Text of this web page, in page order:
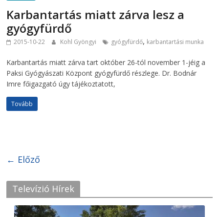
Karbantartás miatt zárva lesz a
gyógyfürdő
2015-10-22 Kohl Gyöngyi gyógyfürdő, karbantartási munka
Karbantartás miatt zárva tart október 26-tól november 1-jéig a
Paksi Gyógyászati Központ gyógyfürdő részlege. Dr. Bodnár
Imre főigazgató úgy tájékoztatott,
Tovább
← Előző
Televízió Hírek